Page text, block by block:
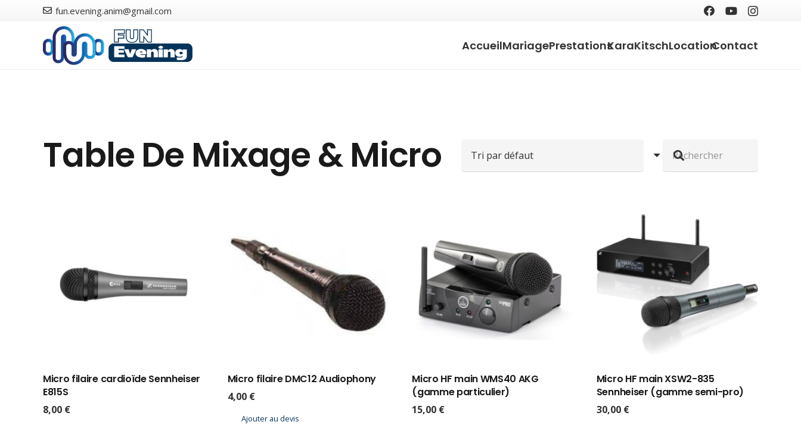
fun.evening.anim@gmail.com
AccueilMariagePrestationsKaraKitschLocationContact
Table De Mixage & Micro
Micro filaire cardioïde Sennheiser
E815S
8,00 €
Micro filaire DMC12 Audiophony
4,00 €
Ajouter au devis
Micro HF main WMS40 AKG
(gamme particulier)
15,00 €
Micro HF main XSW2-835
Sennheiser (gamme semi-pro)
30,00 €